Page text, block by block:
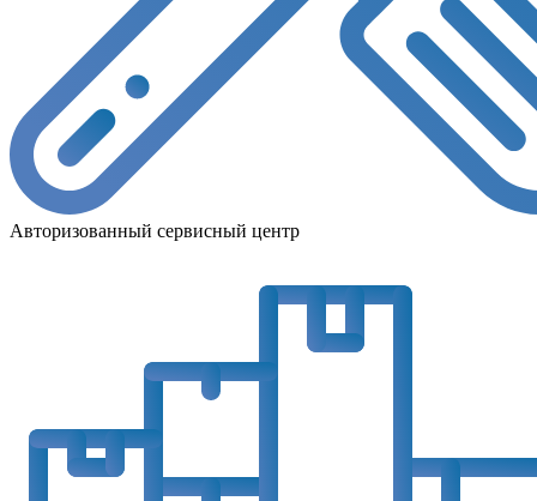
Авторизованный сервисный центр